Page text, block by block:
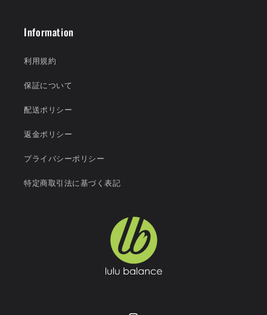
Information
利用規約
保証について
配送ポリシー
返金ポリシー
プライバシーポリシー
特定商取引法に基づく表記